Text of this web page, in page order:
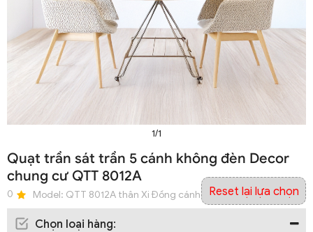
1/1
Quạt trần sát trần 5 cánh không đèn Decor
chung cư QTT 8012A
0 Model: QTT 8012A thân Xi Đồng cánh Vàng - Ø900x240
Chọn loại hàng:
Reset lại lựa chọn